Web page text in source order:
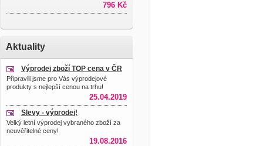
796 Kč
Aktuality
Výprodej zboží TOP cena v ČR
Připravili jsme pro Vás výprodejové
produkty s nejlepší cenou na trhu!
25.04.2019
Slevy - výprodej!
Velký letní výprodej vybraného zboží za
neuvěřitelné ceny!
19.08.2016